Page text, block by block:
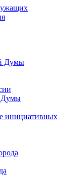
Думы
Думы
инициативных